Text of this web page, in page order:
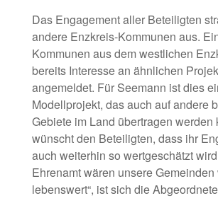
Das Engagement aller Beteiligten
andere Enzkreis-Kommunen aus.
Kommunen aus dem westlichen
bereits Interesse an ähnlichen
angemeldet. Für Seemann ist dies
Modellprojekt, das auch auf andere
Gebiete im Land übertragen werden
wünscht den Beteiligten, dass ihr
auch weiterhin so wertgeschätzt
Ehrenamt wären unsere
lebenswert“, ist sich die